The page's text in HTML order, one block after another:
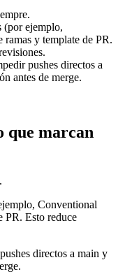
(por ejemplo,
y template de PR.
pushes directos a
antes de merge.
que marcan
Conventional
PR. Esto reduce
directos a main y